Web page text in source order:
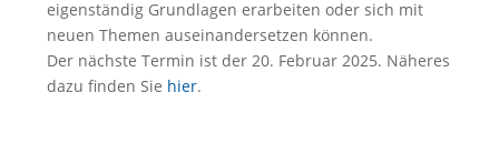
eigenständig Grundlagen erarbeiten oder sich mit
neuen Themen auseinandersetzen können.
Der nächste Termin ist der 20. Februar 2025. Näheres
dazu finden Sie hier.